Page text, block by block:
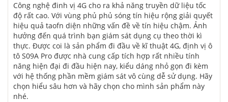
Công nghệ đinh vị 4G cho ra khả năng truyền dữ liệu tốc
độ rất cao. Với vùng phủ phủ sóng tín hiệu rộng giải quyết
hiệu quả taofn diện những vấn đề về tín hiệu chậm. Ảnh
hưởng đến quá trình bạn giám sát dụng cụ theo thời kì
thực. Được coi là sản phẩm đi đầu về kĩ thuật 4G, định vị ô
tô S09A Pro được nhà cung cấp tích hợp rất nhiều tính
năng hiện đại đi đầu hiện nay, kiểu dáng nhỏ gọn đi kèm
với hệ thống phần mềm giám sát vô cùng dễ sử dụng. Hãy
chọn hiểu sâu hơn và hãy chọn cho mình sản phẩm này
nhé.